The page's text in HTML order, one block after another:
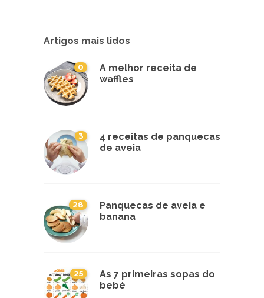
Artigos mais lidos
0
A melhor receita de
waffles
3
4 receitas de panquecas
de aveia
28
Panquecas de aveia e
banana
25
As 7 primeiras sopas do
bebé